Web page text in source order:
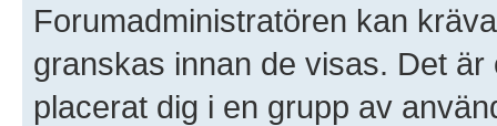
Forumadministratören kan
granskas innan de visas. Det
placerat dig i en grupp av